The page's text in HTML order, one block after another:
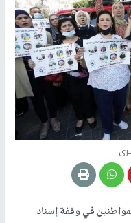
في وقفة إسناد